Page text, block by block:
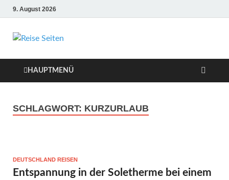
9. August 2026
Die besten Reise-
Webseiten für
Ihre perfekte
Reiseplanung
HAUPTMENÜ
SCHLAGWORT: KURZURLAUB
DEUTSCHLAND REISEN
Entspannung in der Soletherme bei einem